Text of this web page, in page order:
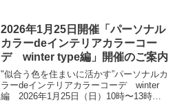
ながら始めての方とも交...
2026年1月25日開催「パーソナル
カラーdeインテリアカラーコー
デ winter type編」開催のご案内
"似合う色を住まいに活かす”パーソナルカ
ラーdeインテリアカラーコーデ winter
編 2026年1月25日（日）10時〜13時に